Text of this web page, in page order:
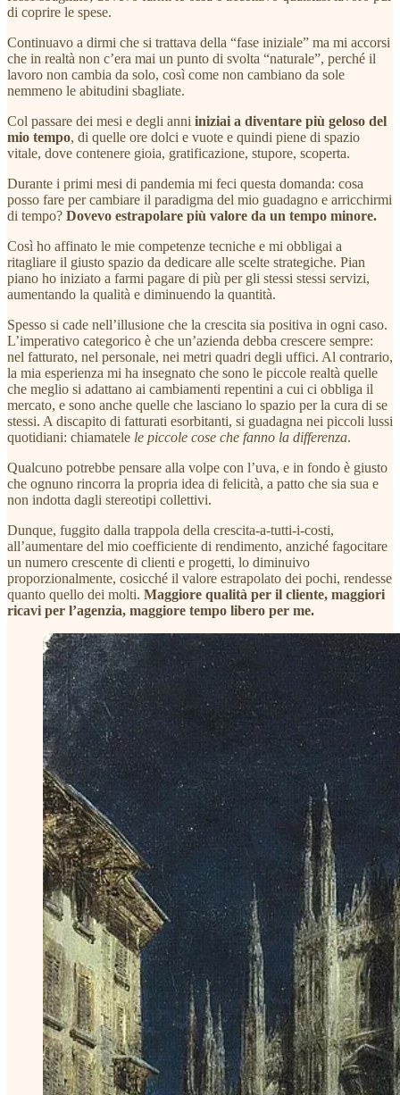
di coprire le spese.
Continuavo a dirmi che si trattava della “fase iniziale” ma mi accorsi
che in realtà non c’era mai un punto di svolta “naturale”, perché il
lavoro non cambia da solo, così come non cambiano da sole
nemmeno le abitudini sbagliate.
Col passare dei mesi e degli anni iniziai a diventare più geloso del
mio tempo, di quelle ore dolci e vuote e quindi piene di spazio
vitale, dove contenere gioia, gratificazione, stupore, scoperta.
Durante i primi mesi di pandemia mi feci questa domanda: cosa
posso fare per cambiare il paradigma del mio guadagno e arricchirmi
di tempo? Dovevo estrapolare più valore da un tempo minore.
Così ho affinato le mie competenze tecniche e mi obbligai a
ritagliare il giusto spazio da dedicare alle scelte strategiche. Pian
piano ho iniziato a farmi pagare di più per gli stessi stessi servizi,
aumentando la qualità e diminuendo la quantità.
Spesso si cade nell’illusione che la crescita sia positiva in ogni caso.
L’imperativo categorico è che un’azienda debba crescere sempre:
nel fatturato, nel personale, nei metri quadri degli uffici. Al contrario,
la mia esperienza mi ha insegnato che sono le piccole realtà quelle
che meglio si adattano ai cambiamenti repentini a cui ci obbliga il
mercato, e sono anche quelle che lasciano lo spazio per la cura di se
stessi. A discapito di fatturati esorbitanti, si guadagna nei piccoli lussi
quotidiani: chiamatele le piccole cose che fanno la differenza.
Qualcuno potrebbe pensare alla volpe con l’uva, e in fondo è giusto
che ognuno rincorra la propria idea di felicità, a patto che sia sua e
non indotta dagli stereotipi collettivi.
Dunque, fuggito dalla trappola della crescita-a-tutti-i-costi,
all’aumentare del mio coefficiente di rendimento, anziché fagocitare
un numero crescente di clienti e progetti, lo diminuivo
proporzionalmente, cosicché il valore estrapolato dei pochi, rendesse
quanto quello dei molti. Maggiore qualità per il cliente, maggiori
ricavi per l’agenzia, maggiore tempo libero per me.